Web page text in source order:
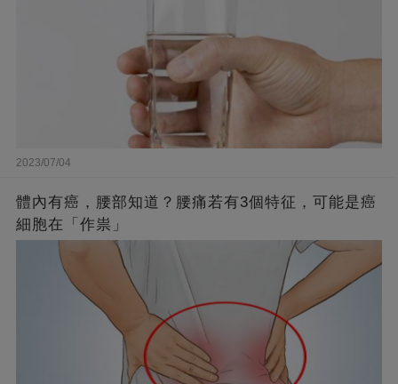
2023/07/04
體內有癌，腰部知道？腰痛若有3個特征，可能是癌
細胞在「作祟」